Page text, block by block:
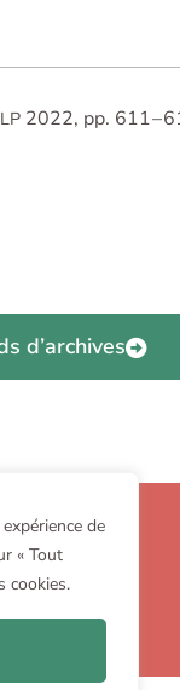
de
« Tout
cookies.
LP 2022, pp. 611 –
d’archives